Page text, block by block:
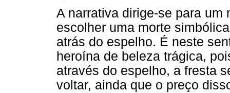
A narrativa dirige-se para um
escolher uma morte
atrás do espelho. É neste
heroína de beleza trágica,
através do espelho, a fresta
voltar, ainda que o preço